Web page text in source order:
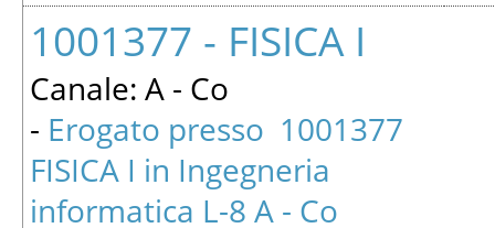
1001377 - FISICA I
Canale: A - Co
- Erogato presso 1001377
FISICA I in Ingegneria
informatica L-8 A - Co